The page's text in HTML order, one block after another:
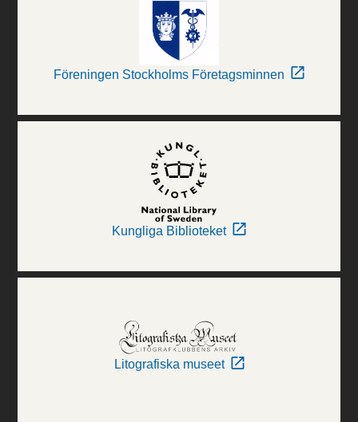
Föreningen Stockholms Företagsminnen
Kungliga Biblioteket
Litografiska museet